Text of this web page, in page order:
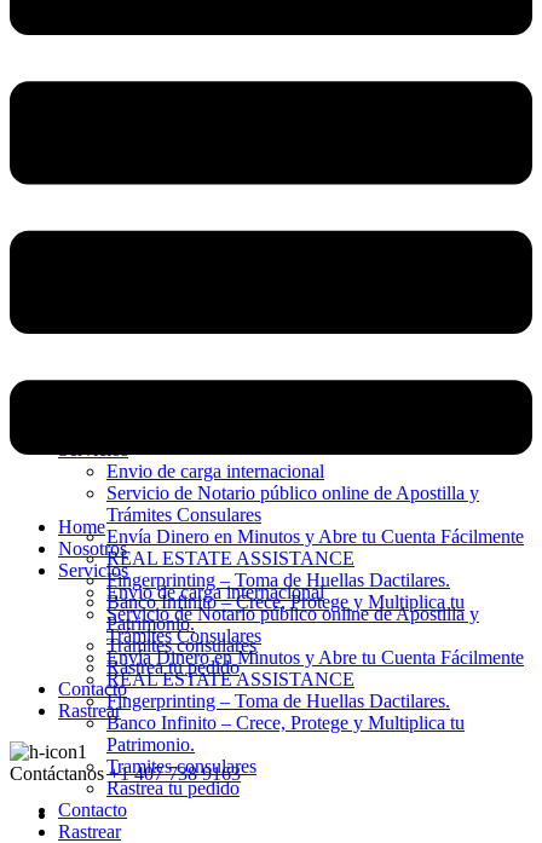
Envio de carga internacional
Servicio de Notario público online de Apostilla y
Trámites Consulares
Envía Dinero en Minutos y Abre tu Cuenta Fácilmente
REAL ESTATE ASSISTANCE
Fingerprinting – Toma de Huellas Dactilares.
Banco Infinito – Crece, Protege y Multiplica tu
Patrimonio.
Tramites consulares
Rastrea tu pedido
Contacto
Rastrear
Contáctanos +1 407 738 9163
Home
Nosotros
Servicios
Envio de carga internacional
Servicio de Notario público online de Apostilla y
Trámites Consulares
Envía Dinero en Minutos y Abre tu Cuenta Fácilmente
REAL ESTATE ASSISTANCE
Fingerprinting – Toma de Huellas Dactilares.
Banco Infinito – Crece, Protege y Multiplica tu
Patrimonio.
Tramites consulares
Rastrea tu pedido
Contacto
Rastrear